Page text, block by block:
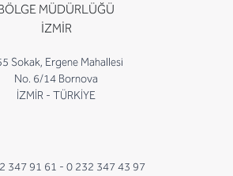
MÜDÜRLÜĞÜ
İZMİR
Sokak, Ergene Mahallesi
No. 6/14 Bornova
İZMİR - TÜRKİYE
347 91 61 - 0 232 347 43 97